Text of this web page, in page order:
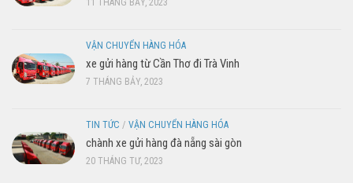
VẬN CHUYỂN HÀNG HÓA
xe gửi hàng từ Cần Thơ đi Trà Vinh
7 THÁNG BẢY, 2023
TIN TỨC / VẬN CHUYỂN HÀNG HÓA
chành xe gửi hàng đà nẵng sài gòn
20 THÁNG TƯ, 2023